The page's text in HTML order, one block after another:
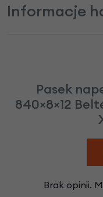
Informacje
Pasek
840×8×12
Brak opinii.